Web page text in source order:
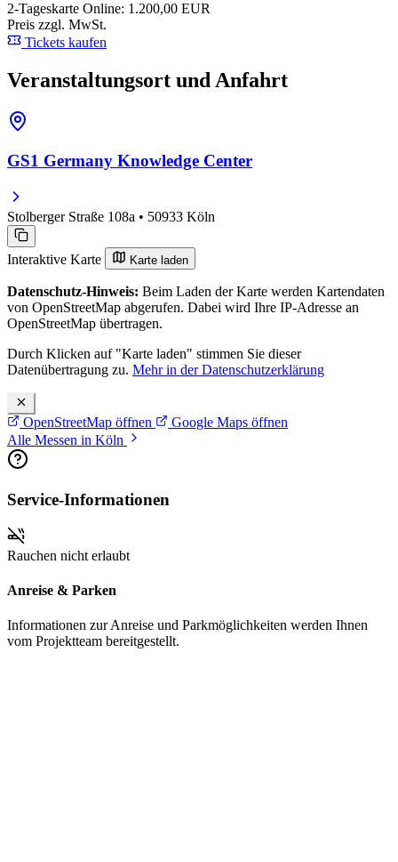
2-Tageskarte Online: 1.200,00 EUR
Preis zzgl. MwSt.
Tickets kaufen
Veranstaltungsort und Anfahrt
GS1 Germany Knowledge Center
Stolberger Straße 108a • 50933 Köln
Interaktive Karte Karte laden
Datenschutz-Hinweis: Beim Laden der Karte werden Kartendaten
von OpenStreetMap abgerufen. Dabei wird Ihre IP-Adresse an
OpenStreetMap übertragen.
Durch Klicken auf "Karte laden" stimmen Sie dieser
Datenübertragung zu. Mehr in der Datenschutzerklärung
OpenStreetMap öffnen
Google Maps öffnen
Alle Messen in Köln
Service-Informationen
Rauchen nicht erlaubt
Anreise & Parken
Informationen zur Anreise und Parkmöglichkeiten werden Ihnen
vom Projektteam bereitgestellt.